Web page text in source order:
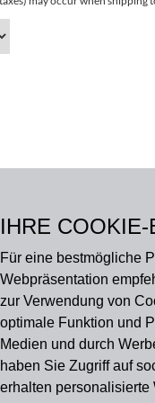
IHRE
Für eine bestmögliche
Webpräsentation
zur Verwendung von
optimale Funktion und
Medien und durch
haben Sie Zugriff auf
erhalten personalisierte